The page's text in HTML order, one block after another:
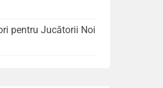
pentru Jucătorii Noi